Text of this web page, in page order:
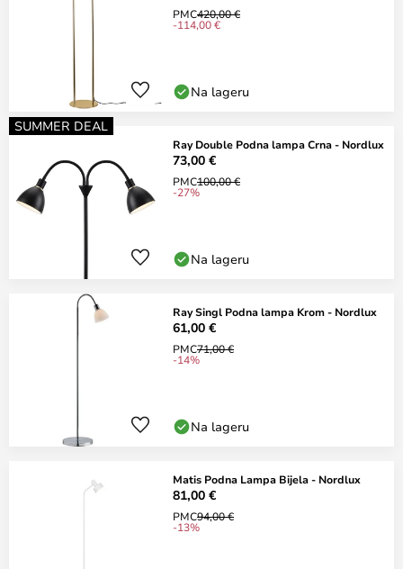
PMC420,00 €
-114,00 €
Na lageru
SUMMER DEAL
Ray Double Podna lampa Crna - Nordlux
73,00 €
PMC100,00 €
-27%
Na lageru
Ray Singl Podna lampa Krom - Nordlux
61,00 €
PMC71,00 €
-14%
Na lageru
Matis Podna Lampa Bijela - Nordlux
81,00 €
PMC94,00 €
-13%